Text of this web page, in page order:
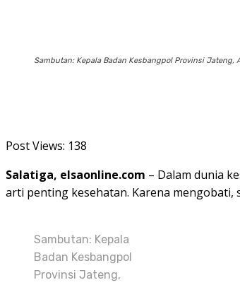
Sambutan: Kepala Badan Kesbangpol Provinsi Jateng,
Post Views: 138
Salatiga, elsaonline.com – Dalam dunia
arti penting kesehatan. Karena mengobati,
Sambutan: Kepala
Badan Kesbangpol
Provinsi Jateng,